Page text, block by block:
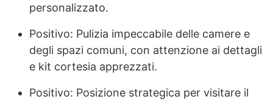
personalizzato.
Positivo: Pulizia impeccabile delle camere e
degli spazi comuni, con attenzione ai dettagli
e kit cortesia apprezzati.
Positivo: Posizione strategica per visitare il